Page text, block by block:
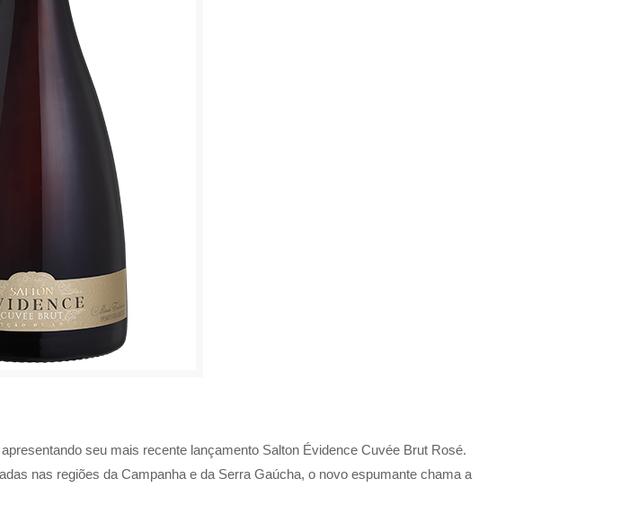
seu mais recente lançamento Salton Évidence Cuvée Brut Rosé.
nas regiões da Campanha e da Serra Gaúcha, o novo espumante chama a